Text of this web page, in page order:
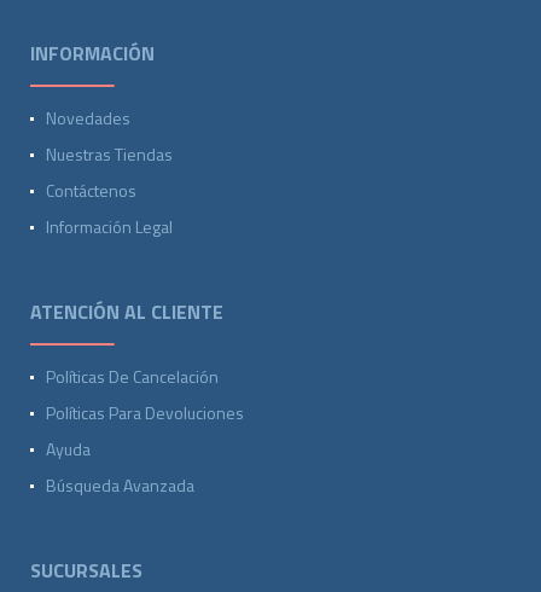
INFORMACIÓN
Novedades
Nuestras Tiendas
Contáctenos
Información Legal
ATENCIÓN AL CLIENTE
Políticas De Cancelación
Políticas Para Devoluciones
Ayuda
Búsqueda Avanzada
SUCURSALES